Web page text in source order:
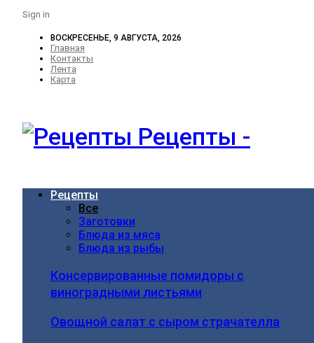
Sign in
ВОСКРЕСЕНЬЕ, 9 АВГУСТА, 2026
Главная
Контакты
Лента
Карта
Рецепты -
Рецепты
Все
Заготовки
Блюда из мяса
Блюда из рыбы
Консервированные помидоры с
виноградными листьями
Овощной салат с сыром страчателла